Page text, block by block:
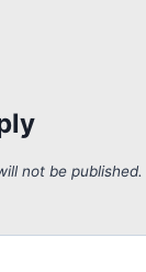
not be published.